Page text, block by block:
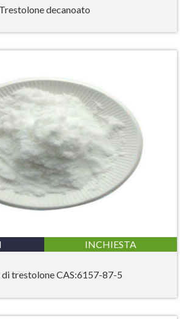
Trestolone decanoato
INCHIESTA
trestolone CAS:6157-87-5